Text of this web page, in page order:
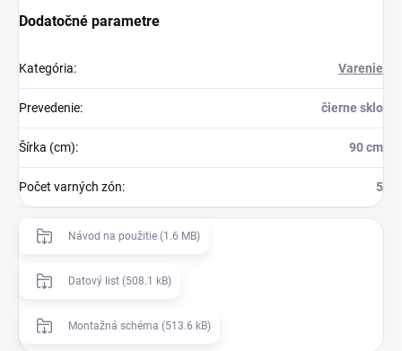
Dodatočné parametre
Kategória: Varenie
Prevedenie: čierne sklo
Šírka (cm): 90 cm
Počet varných zón: 5
Návod na použitie (1.6 MB)
Datový list (508.1 kB)
Montažná schéma (513.6 kB)